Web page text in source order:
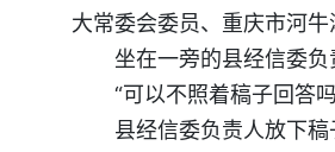
大常委会委员、重庆市河牛
坐在一旁的县经信委负
“可以不照着稿子回答
县经信委负责人放下稿